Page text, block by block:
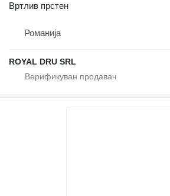
Вртлив прстен
Романија
ROYAL DRU SRL